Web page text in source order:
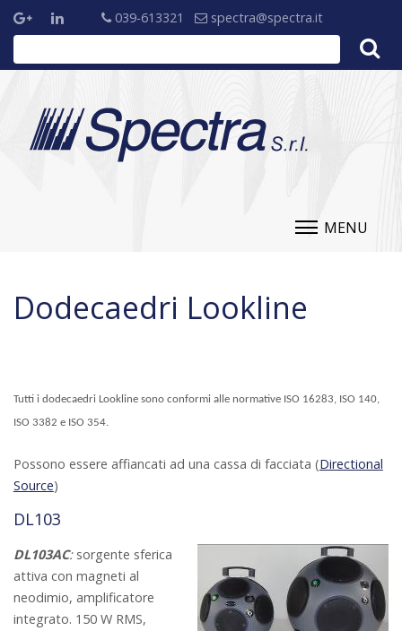
039-613321 spectra@spectra.it
MENU
Dodecaedri Lookline
Tutti i dodecaedri Lookline sono conformi alle normative ISO 16283, ISO 140,
ISO 3382 e ISO 354.
Possono essere affiancati ad una cassa di facciata (Directional
Source)
DL103
DL103AC:sorgente sferica
attiva con magneti al
neodimio, amplificatore
integrato. 150 W RMS,